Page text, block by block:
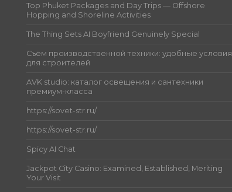
Top Phuket Packages and Day Trips — Offshore
Hopping and Shoreline Activities
The Thing Sets AI Boyfriend Genuinely Special
Съём производственной техники: удобные условия
для строителей
AVK studio: каталог освещения и сантехники
премиум-класса
https://sovet-str.ru/
https://sovet-str.ru/
Spicy AI Chat
Jackpot City Casino: Examined, Established, Meriting
Your Visit